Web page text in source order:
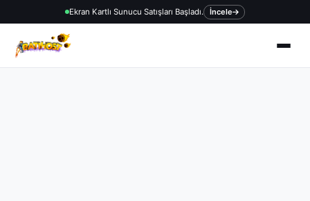
Ekran Kartlı Sunucu Satışları Başladı. İncele